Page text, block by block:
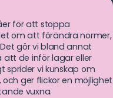
för att stoppa
om att förändra normer,
gör vi bland annat
de inför lagar eller
sprider vi kunskap om
ger flickor en möjlighet
vuxna.